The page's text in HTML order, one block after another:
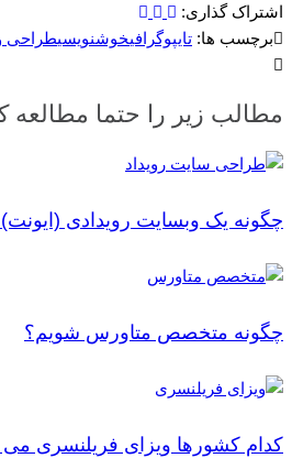
اشتراک گذاری:
برچسب ها: تایپوگرافیخوشنویسیطراحی
مطالب زیر را حتما مطالعه
چگونه یک وبسایت رویدادی
چگونه متخصص متاورس شویم؟
کدام کشورها ویزای فریلنسری می